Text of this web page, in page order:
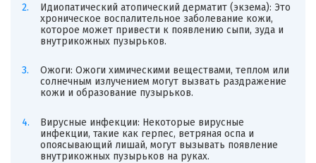
Идиопатический атопический дерматит (экзема): Это
хроническое воспалительное заболевание кожи,
которое может привести к появлению сыпи, зуда и
внутрикожных пузырьков.
Ожоги: Ожоги химическими веществами, теплом или
солнечным излучением могут вызвать раздражение
кожи и образование пузырьков.
Вирусные инфекции: Некоторые вирусные
инфекции, такие как герпес, ветряная оспа и
опоясывающий лишай, могут вызывать появление
внутрикожных пузырьков на руках.